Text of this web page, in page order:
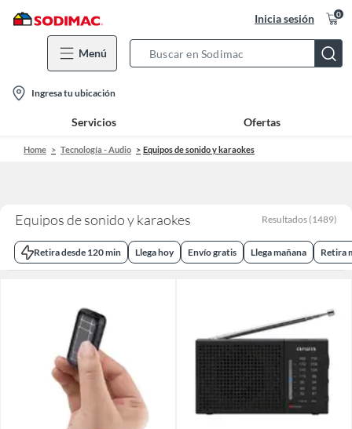
Inicia sesión 0
Menú
Bar
location-
icon
Ingresa tu ubicación
Servicios Ofertas
Home Tecnología - Audio Equipos de sonido y karaokes
Equipos de sonido y karaokes Resultados (1489)
Retira desde 120 min Llega hoy Envío gratis Llega mañana Retira